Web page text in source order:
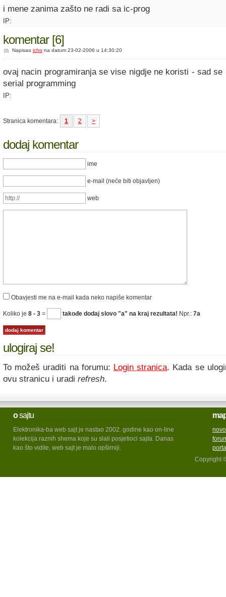
i mene zanima zašto ne radi sa ic-prog
IP:
komentar [6]
Napisao icho na datum 23-02-2006 u 14:30:20
ovaj nacin programiranja se vise nigdje ne koristi - sad
serial programming
IP:
Stranica komentara: 1 2 >
dodaj komentar
ime
e-mail (neće biti objavljen)
web
Obavjesti me na e-mail kada neko napiše komentar
Koliko je 8 - 3 = takođe dodaj slovo "a" na kraj rezultata! Npr.: 7a
ulogiraj se!
To možeš uraditi na forumu: Login stranica. Kada se
ovu stranicu i uradi refresh.
osajtu
Elektronika-ba web sajt je nastao 2002. godine kao on-line
kolekcija raznih shema koje su slali posjetioci sajta. Danas
kao što vidite, web sajt je malo opširniji.
Copyright